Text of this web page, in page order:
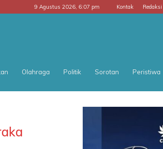
9 Agustus 2026, 6:07 pm Kontak Redaksi
Olahraga Politik Sorotan Peristiwa